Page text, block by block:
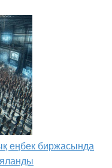
еңбек биржасында